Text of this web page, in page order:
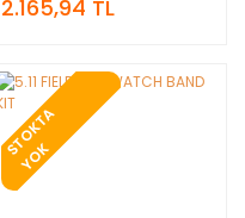
2.165,94 TL
S
T
O
K
T
A
Y
O
K